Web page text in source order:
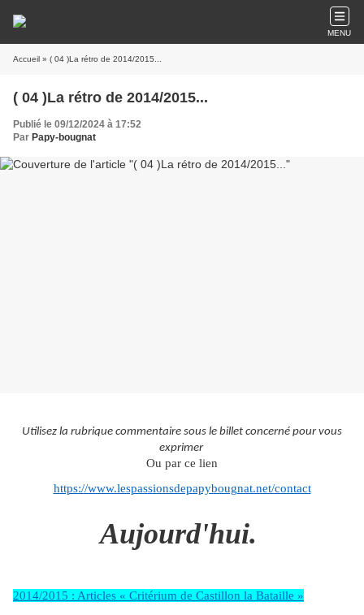
MENU
Accueil » ( 04 )La rétro de 2014/2015...
( 04 )La rétro de 2014/2015...
Publié le 09/12/2024 à 17:52
Par Papy-bougnat
Utilisez la rubrique commentaire sous le billet concerné pour vous
exprimer
Ou par ce lien
https://www.lespassionsdepapybougnat.net/contact
Aujourd'hui.
2014/2015 : Articles « Critérium de Castillon la Bataille »